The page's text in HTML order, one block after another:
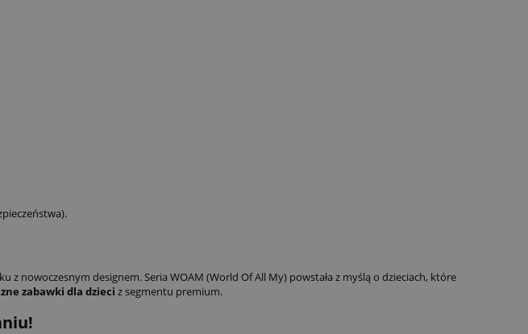
nowoczesnym designem. Seria WOAM (World Of All My) powstała z myślą o dzieciach, które
zabawki dla dzieci z segmentu premium.